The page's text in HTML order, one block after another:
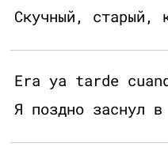
Скучный, старый,
Era ya tarde
Я поздно заснул